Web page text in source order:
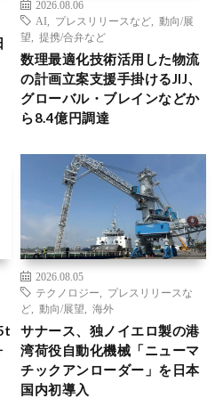
2026.08.06
AI
プレスリリースなど
動向/展
望
提携/合弁など
数理最適化技術活用した物流
の計画立案支援手掛けるJIJ、
グローバル・ブレインなどか
ら8.4億円調達
2026.08.05
テクノロジー
プレスリリースな
ど
動向/展望 海外
サナース、独ノイエロ製の港
湾荷役自動化機械「ニューマ
チックアンローダー」を日本
国内初導入